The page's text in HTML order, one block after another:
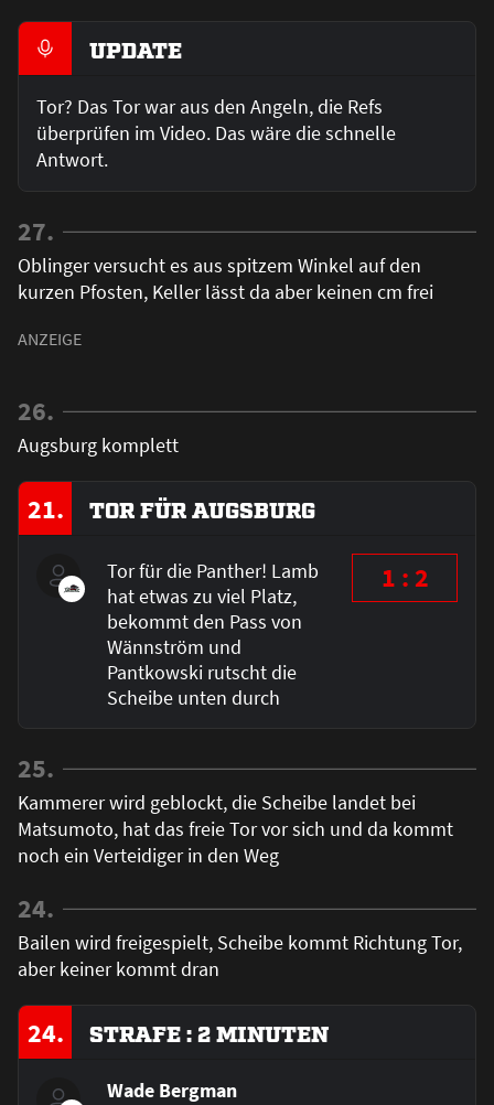
UPDATE
Tor? Das Tor war aus den Angeln, die Refs
überprüfen im Video. Das wäre die schnelle
Antwort.
27.
Oblinger versucht es aus spitzem Winkel auf den
kurzen Pfosten, Keller lässt da aber keinen cm frei
26.
Augsburg komplett
21. TOR FÜR AUGSBURG
Tor für die Panther! Lamb
hat etwas zu viel Platz,
bekommt den Pass von
Wännström und
Pantkowski rutscht die
Scheibe unten durch
1 : 2
25.
Kammerer wird geblockt, die Scheibe landet bei
Matsumoto, hat das freie Tor vor sich und da kommt
noch ein Verteidiger in den Weg
24.
Bailen wird freigespielt, Scheibe kommt Richtung Tor,
aber keiner kommt dran
24. STRAFE : 2 MINUTEN
Wade Bergman